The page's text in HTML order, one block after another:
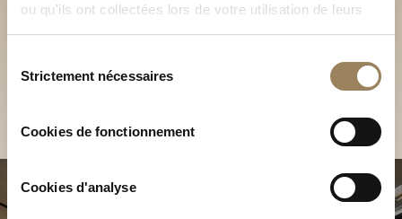
ou qu'ils ont collectées lors de votre utilisation de leurs
services.
duStrictement nécessaires
Cookies de fonctionnement
Cookies d'analyse
Découvrez nos collections
en Boutique